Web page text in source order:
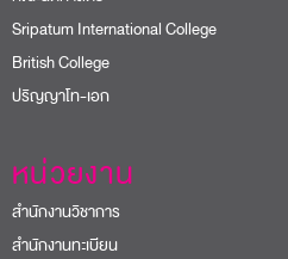
Sripatum International College
British College
ปริญญาโท-เอก
หน่วยงาน
สำนักงานวิชาการ
สำนักงานทะเบียน